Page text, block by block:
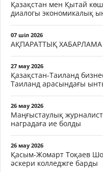
Қазақстан мен Қытай
диалогы экономикалық
07 шіл 2026
АҚПАРАТТЫҚ ХАБАРЛАМА
27 мау 2026
Қазақстан-Таиланд
Таиланд арасындағы
26 мау 2026
Маңғыстаулық
наградаға ие болды
26 мау 2026
Қасым-Жомарт Тоқаев
әскери колледжге барды